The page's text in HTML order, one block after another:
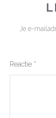
Je e-
Reactie *